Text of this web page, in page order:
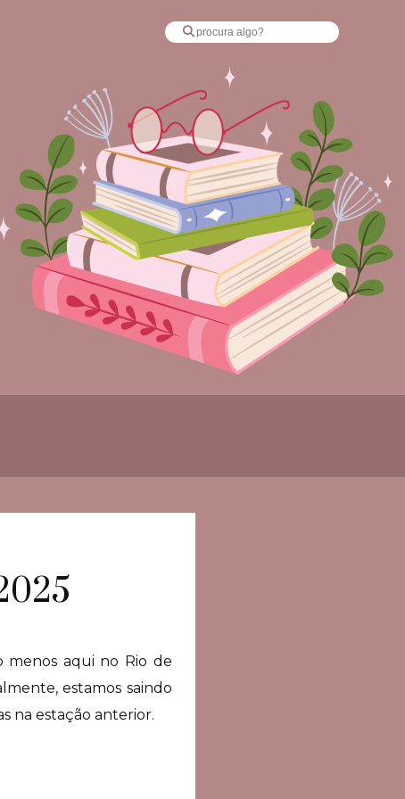
menos aqui no Rio de
estamos saindo
na estação anterior.